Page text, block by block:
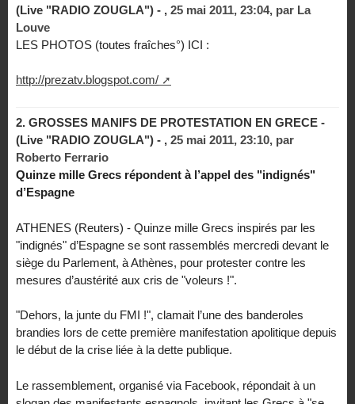
(Live "RADIO ZOUGLA") - , 25 mai 2011, 23:04, par La
Louve
LES PHOTOS (toutes fraîches°) ICI :
http://prezatv.blogspot.com/
2. GROSSES MANIFS DE PROTESTATION EN GRECE -
(Live "RADIO ZOUGLA") - , 25 mai 2011, 23:10, par
Roberto Ferrario
Quinze mille Grecs répondent à l’appel des "indignés"
d’Espagne
ATHENES (Reuters) - Quinze mille Grecs inspirés par les
"indignés" d’Espagne se sont rassemblés mercredi devant le
siège du Parlement, à Athènes, pour protester contre les
mesures d’austérité aux cris de "voleurs !".
"Dehors, la junte du FMI !", clamait l’une des banderoles
brandies lors de cette première manifestation apolitique depuis
le début de la crise liée à la dette publique.
Le rassemblement, organisé via Facebook, répondait à un